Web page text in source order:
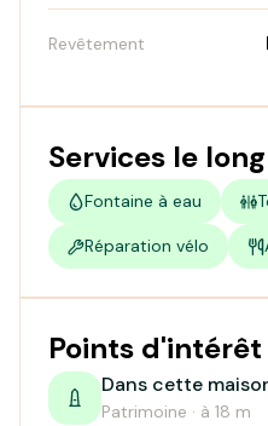
Revêtement
Services le
Fontaine à eau
Réparation vélo
Points
Dans cette
Patrimoine · à 18 m